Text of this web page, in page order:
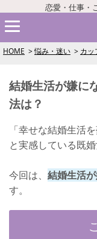
恋愛・仕事・
HOME 悩み・迷い カッ
結婚生活が嫌に
法は？
「幸せな結婚生活
と実感している既
今回は、 結婚生活
す。